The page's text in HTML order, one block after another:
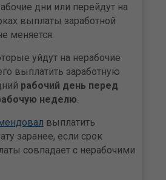
дни или перейдут на
выплаты заработной
меняется.
уйдут на нерабочие
выплатить заработную
рабочий день перед
неделю
выплатить
заранее, если срок
совпадает с нерабочими